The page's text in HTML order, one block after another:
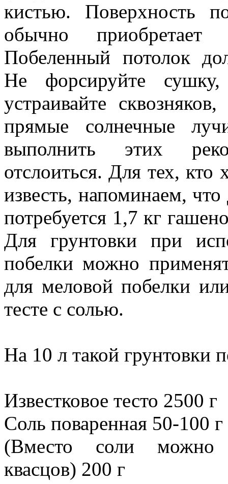
кистью. Поверхность
обычно
Побеленный потолок
Не форсируйте
устраивайте
прямые солнечные
выполнить этих
отслоиться. Для тех, кто
известь, напоминаем,
потребуется 1,7 кг
Для грунтовки при
побелки можно
для меловой побелки
тесте с солью.
На 10 л такой грунтовки
Известковое тесто 2500 г
Соль поваренная 50-100 г
(Вместо соли можно
квасцов) 200 г